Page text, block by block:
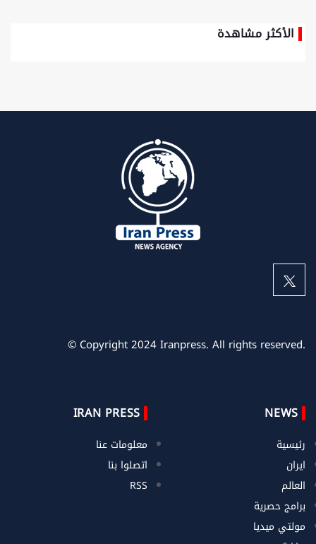
الأكثر مشاهدة
© Copyright 2024 Iranpress. All rights reserved.
NEWS
رئيسية
ايران
العالم
برامج حصرية
مولتي ميديا
IRAN PRESS
معلومات عنا
اتصلوا بنا
RSS